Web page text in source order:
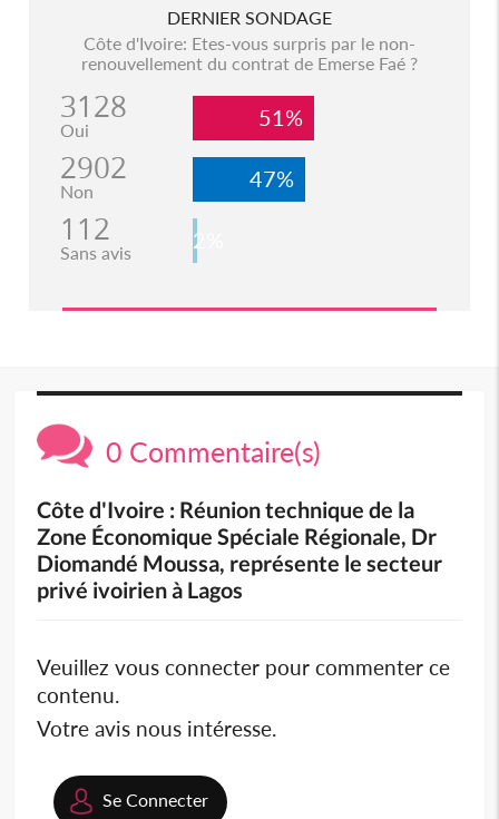
DERNIER SONDAGE
Côte d'Ivoire: Etes-vous surpris par le non-
renouvellement du contrat de Emerse Faé ?
3128
Oui 51%
2902
Non 47%
112
Sans avis 2%
0 Commentaire(s)
Côte d'Ivoire : Réunion technique de la
Zone Économique Spéciale Régionale, Dr
Diomandé Moussa, représente le secteur
privé ivoirien à Lagos
Veuillez vous connecter pour commenter ce
contenu.
Votre avis nous intéresse.
Se Connecter